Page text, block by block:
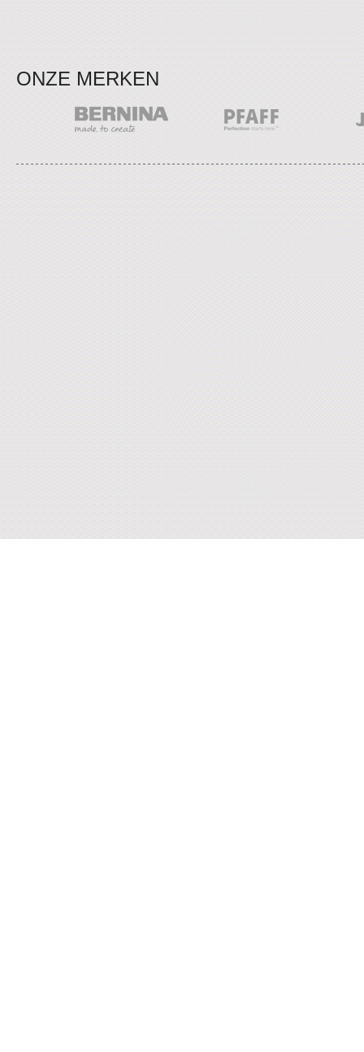
ONZE MERKEN